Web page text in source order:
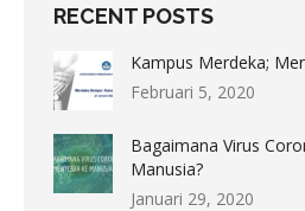
RECENT POSTS
Kampus Merdeka;
Februari 5, 2020
Bagaimana Virus
Manusia?
Januari 29, 2020